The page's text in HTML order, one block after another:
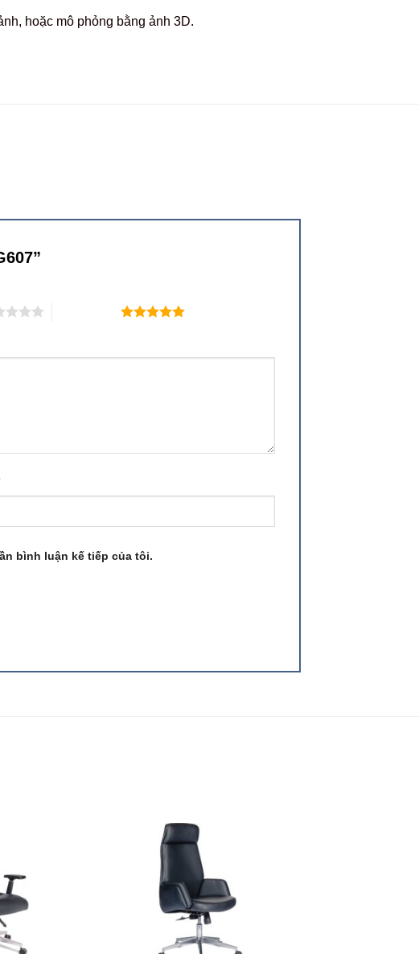
hoặc mô phỏng bằng ảnh 3D.
5 trên 5 sao
bình luận kế tiếp của tôi.